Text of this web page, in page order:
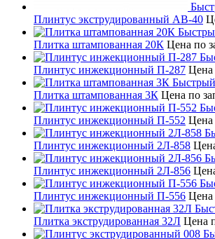
Плинтус экструдированный AB-40
Плитка штампованная 20К Цена по
Плинтус инжекционный П-287 Цена
Плитка штампованная 3К Цена по
Плинтус инжекционный П-552 Цена
Плинтус инжекционный 2Л-858
Плинтус инжекционный 2Л-856
Плинтус инжекционный П-556 Цена
Плитка экструдированная 32Л Цена